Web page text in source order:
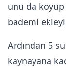
unu da
bademi
Ardından 5
kaynayana